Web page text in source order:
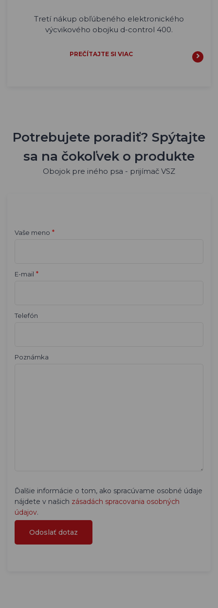
Tretí nákup obľúbeného elektronického
výcvikového obojku d-control 400.
PREČÍTAJTE SI VIAC
Potrebujete poradiť? Spýtajte
sa na čokoľvek o produkte
Obojok pre iného psa - prijímač VSZ
Vaše meno *
E-mail *
Telefón
Poznámka
Ďalšie informácie o tom, ako spracúvame osobné údaje
nájdete v našich zásadách spracovania osobných
údajov.